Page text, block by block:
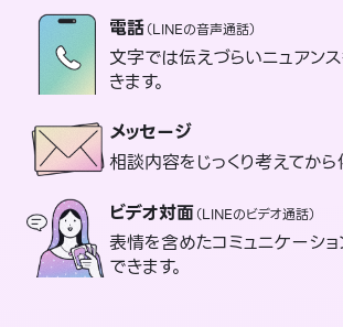
電話（LINEの音声通話）
文字では伝えづらいニュアン
きます。
メッセージ
相談内容をじっくり考えてから
ビデオ対面（LINEのビデオ通話）
表情を含めたコミュニケーシ
できます。